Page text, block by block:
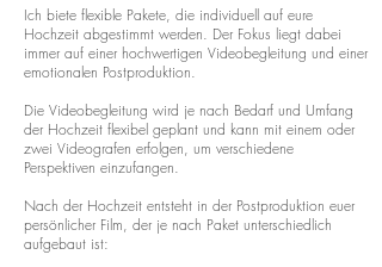
Ich biete flexible Pakete, die individuell auf eure
Hochzeit abgestimmt werden. Der Fokus liegt dabei
immer auf einer hochwertigen Videobegleitung und einer
emotionalen Postproduktion.
Die Videobegleitung wird je nach Bedarf und Umfang
der Hochzeit flexibel geplant und kann mit einem oder
zwei Videografen erfolgen, um verschiedene
Perspektiven einzufangen.
Nach der Hochzeit entsteht in der Postproduktion euer
persönlicher Film, der je nach Paket unterschiedlich
aufgebaut ist: